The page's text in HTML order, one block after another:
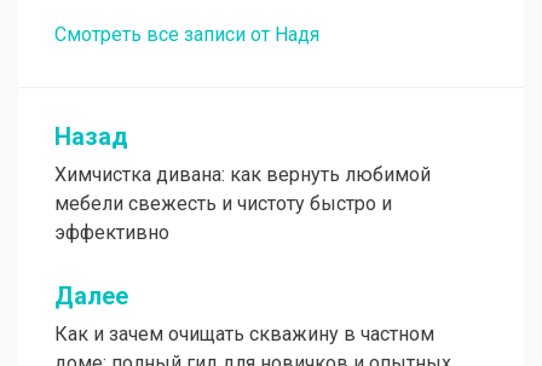
Смотреть все записи от Надя
Навигация
по
записям
Назад
Химчистка дивана: как вернуть любимой
мебели свежесть и чистоту быстро и
эффективно
Далее
Как и зачем очищать скважину в частном